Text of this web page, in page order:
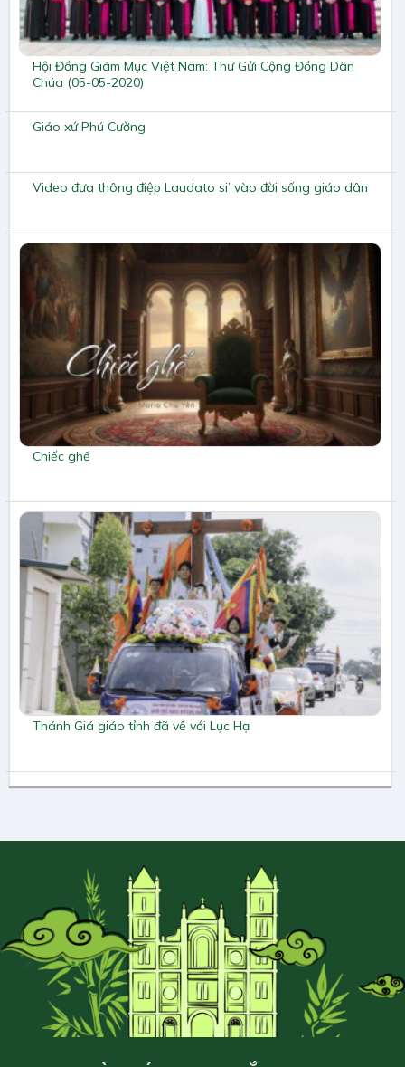
Hội Đồng Giám Mục Việt Nam: Thư Gửi Cộng Đồng Dân
Chúa (05-05-2020)
Giáo xứ Phú Cường
Video đưa thông điệp Laudato si’ vào đời sống giáo dân
Chiếc ghế
Thánh Giá giáo tỉnh đã về với Lục Hạ